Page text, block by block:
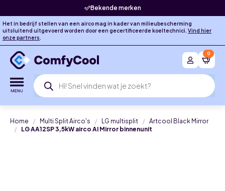
Bekende merken
Het in bedrijf stellen van een airco mag in kader van milieubescherming
uitsluitend uitgevoerd worden door een gecertificeerde koeltechnici. Vind hier
onze partners.
Producten
zoeken
0
Home Multi Split Airco's LG multisplit
Artcool Black Mirror
LG AA12SP 3,5kW airco AI Mirror binnenunit